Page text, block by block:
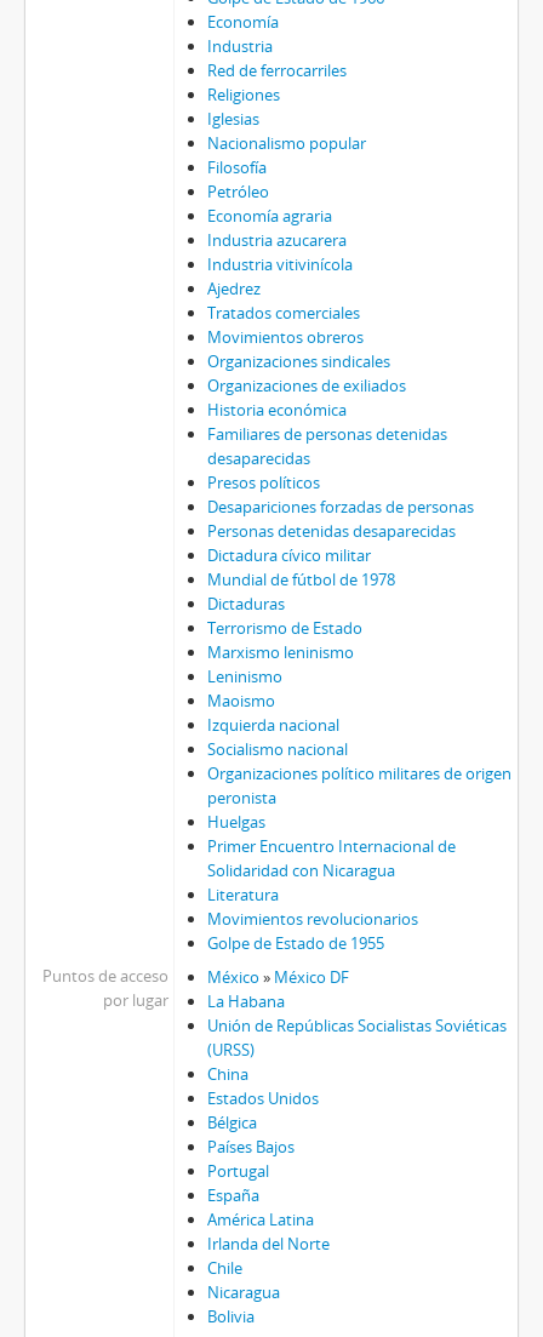
Economía
Industria
Red de ferrocarriles
Religiones
Iglesias
Nacionalismo popular
Filosofía
Petróleo
Economía agraria
Industria azucarera
Industria vitivinícola
Ajedrez
Tratados comerciales
Movimientos obreros
Organizaciones sindicales
Organizaciones de exiliados
Historia económica
Familiares de personas detenidas
desaparecidas
Presos políticos
Desapariciones forzadas de personas
Personas detenidas desaparecidas
Dictadura cívico militar
Mundial de fútbol de 1978
Dictaduras
Terrorismo de Estado
Marxismo leninismo
Leninismo
Maoismo
Izquierda nacional
Socialismo nacional
Organizaciones político militares de origen
peronista
Huelgas
Primer Encuentro Internacional de
Solidaridad con Nicaragua
Literatura
Movimientos revolucionarios
Golpe de Estado de 1955
Puntos de acceso
por lugar
México » México DF
La Habana
Unión de Repúblicas Socialistas Soviéticas
(URSS)
China
Estados Unidos
Bélgica
Países Bajos
Portugal
España
América Latina
Irlanda del Norte
Chile
Nicaragua
Bolivia